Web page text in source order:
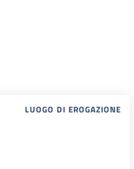
LUOGO DI EROGAZIONE